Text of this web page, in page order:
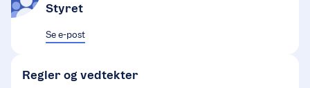
Styret
Se e-post
Regler og vedtekter